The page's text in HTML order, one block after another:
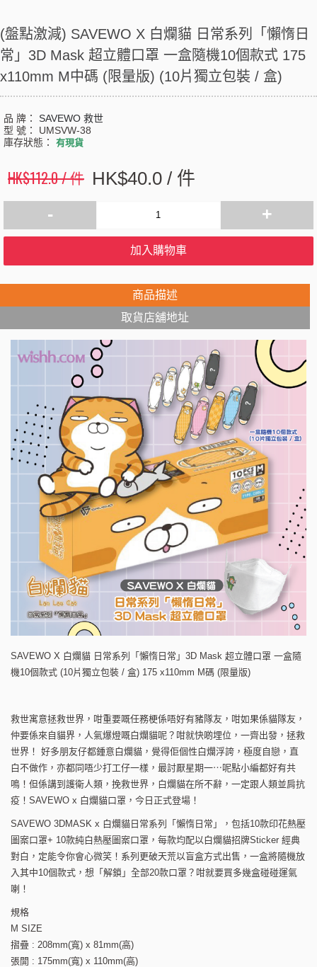
(盤點激減) SAVEWO X 白爛貓 日常系列「懶惰日
常」3D Mask 超立體口罩 一盒隨機10個款式 175
x110mm M中碼 (限量版) (10片獨立包裝 / 盒)
品 牌： SAVEWO 救世
型 號： UMSVW-38
庫存狀態： 有現貨
HK$112.0 / 件 HK$40.0 / 件
- +
加入購物車
商品描述
取貨店舖地址
SAVEWO X 白爛貓 日常系列「懶惰日常」3D Mask 超立體口罩 一盒隨
機10個款式 (10片獨立包裝 / 盒) 175 x110mm M碼 (限量版)
救世寓意拯救世界，咁重要嘅任務梗係唔好有豬隊友，咁如果係貓隊友，
仲要係來自貓界，人氣爆燈嘅白爛貓呢？咁就快啲埋位，一齊出發，拯救
世界！ 好多朋友仔都鍾意白爛貓，覺得佢個性白爛浮誇，極度自戀，直
白不做作，亦都同唔少打工仔一樣，最討厭星期一⋯呢點小編都好有共
鳴！但係講到護衛人類，挽救世界，白爛貓在所不辭，一定跟人類並肩抗
疫！SAVEWO x 白爛貓口罩，今日正式登場！
SAVEWO 3DMASK x 白爛貓日常系列「懶惰日常」，包括10款印花熱壓
圖案口罩+ 10款純白熱壓圖案口罩，每款均配以白爛貓招牌Sticker 經典
對白，定能令你會心微笑！系列更破天荒以盲盒方式出售，一盒將隨機放
入其中10個款式，想「解鎖」全部20款口罩？咁就要買多幾盒碰碰運氣
喇！
規格
M SIZE
摺疊 : 208mm(寬) x 81mm(高)
張開 : 175mm(寬) x 110mm(高)